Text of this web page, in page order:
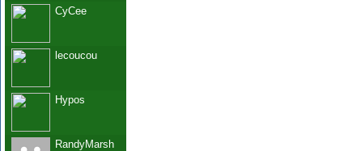
CyCee
lecoucou
Hypos
RandyMarsh